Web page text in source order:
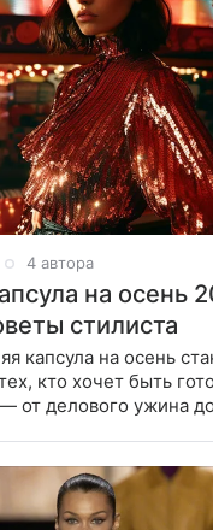
4 автора
на осень
стилиста
капсула на осень
кто хочет быть
от делового ужина до